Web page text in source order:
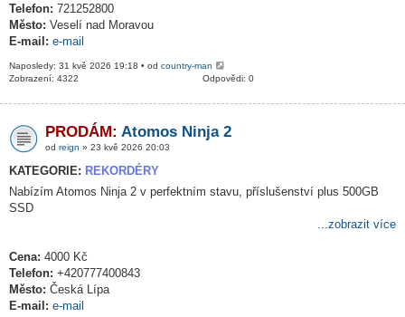
Telefon: 721252800
Město: Veselí nad Moravou
E-mail: e-mail
Naposledy: 31 kvě 2026 19:18 • od country-man
Odpovědi: 0
Zobrazení: 4322
PRODÁM: Atomos Ninja 2
od reign » 23 kvě 2026 20:03
KATEGORIE: REKORDÉRY
Nabízím Atomos Ninja 2 v perfektním stavu, příslušenství plus 500GB
SSD
...zobrazit více
Cena: 4000 Kč
Telefon: +420777400843
Město: Česká Lípa
E-mail: e-mail